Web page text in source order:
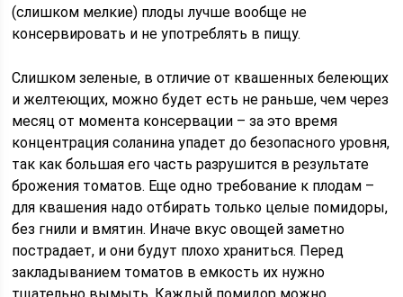
(слишком мелкие) плоды лучше вообще не
консервировать и не употреблять в пищу.
Слишком зеленые, в отличие от квашенных белеющих
и желтеющих, можно будет есть не раньше, чем через
месяц от момента консервации – за это время
концентрация соланина упадет до безопасного уровня,
так как большая его часть разрушится в результате
брожения томатов. Еще одно требование к плодам –
для квашения надо отбирать только целые помидоры,
без гнили и вмятин. Иначе вкус овощей заметно
пострадает, и они будут плохо храниться. Перед
закладыванием томатов в емкость их нужно